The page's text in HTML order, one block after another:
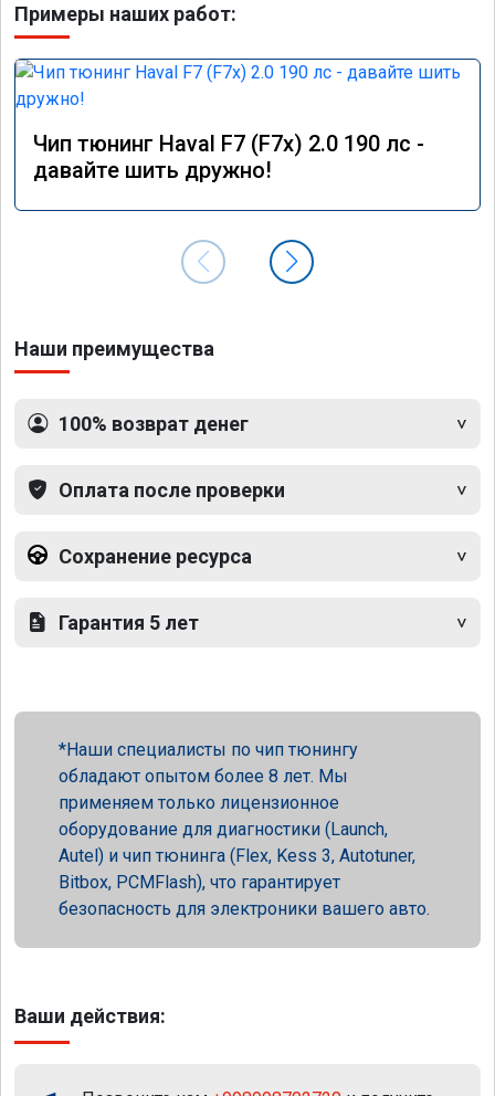
Примеры наших работ:
Чип тюнинг Haval F7 (F7x) 2.0 190 лс -
давайте шить дружно!
Наши преимущества
100% возврат денег
Оплата после проверки
Сохранение ресурса
Гарантия 5 лет
Наши специалисты по чип тюнингу
обладают опытом более 8 лет. Мы
применяем только лицензионное
оборудование для диагностики (Launch,
Autel) и чип тюнинга (Flex, Kess 3, Autotuner,
Bitbox, PCMFlash), что гарантирует
безопасность для электроники вашего авто.
Ваши действия: